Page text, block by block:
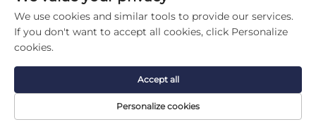
We use cookies and similar tools to provide our services.
If you don't want to accept all cookies, click Personalize
cookies.
Personalize cookies
Accept all